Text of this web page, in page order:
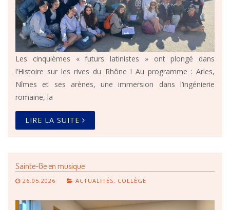
Les cinquièmes « futurs latinistes » ont plongé dans
l’Histoire sur les rives du Rhône ! Au programme : Arles,
Nîmes et ses arènes, une immersion dans l’ingénierie
romaine, la
LIRE LA SUITE
Sainte-Ge en musique
26.05.2026 ACTUALITÉS, COLLÈGE